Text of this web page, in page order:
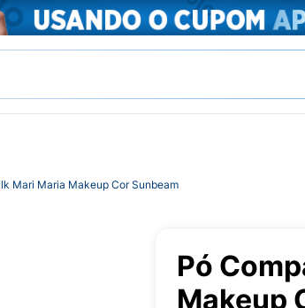
Mari Maria Makeup Cor Sunbeam
Pó
Makeup